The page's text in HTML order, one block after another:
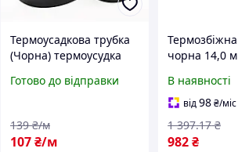
Термоусадкова трубка
(Чорна) термоусудка
мм
Готово до відправки
107₴/м
139 ₴/м
чорна 14,0
ізоляції
EPT
В наявності
від98₴/міс
982₴
1 397.17 ₴